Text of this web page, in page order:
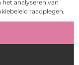
analyseren van
raadplegen.
(92 )
(86 )